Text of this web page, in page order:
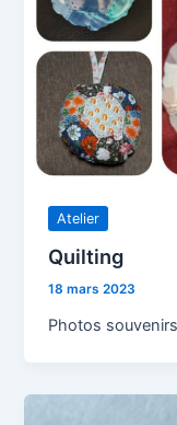
Atelier
Quilting
18 mars 2023
Photos